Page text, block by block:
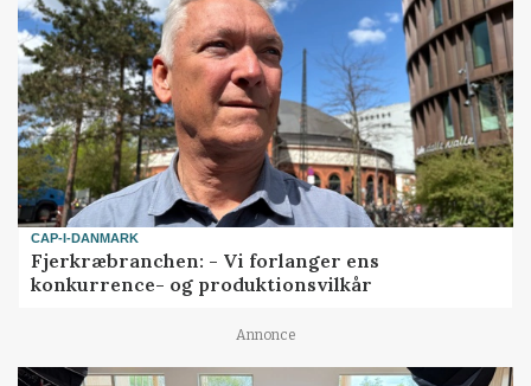
CAP-I-DANMARK
Fjerkræbranchen: - Vi forlanger ens
konkurrence- og produktionsvilkår
Annonce